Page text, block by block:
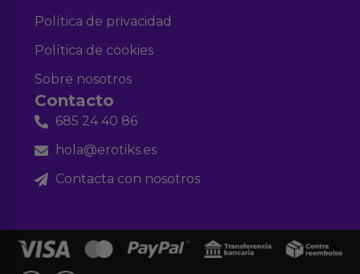
Política de privacidad
Política de cookies
Sobre nosotros
Contacto
685 24 40 86
hola@erotiks.es
Contacta con nosotros